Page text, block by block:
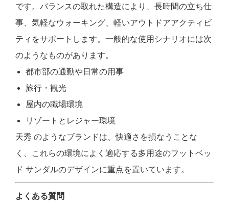
です。バランスの取れた構造により、長時間の立ち仕
事、気軽なウォーキング、軽いアウトドアアクティビ
ティをサポートします。一般的な使用シナリオには次
のようなものがあります。
都市部の通勤や日常の用事
旅行・観光
屋内の職場環境
リゾートとレジャー環境
天秀 のようなブランドは、快適さを損なうことな
く、これらの環境によく適応する多用途のフットベッ
ド サンダルのデザインに重点を置いています。
よくある質問